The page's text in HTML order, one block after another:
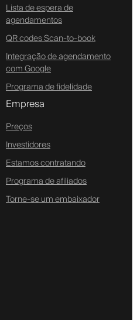
Lista de espera de
agendamentos
QR codes Scan-to-book
Integração de agendamento
com Google
Programa de fidelidade
Empresa
Preços
Investidores
Estamos contratando
Programa de afiliados
Torne-se um embaixador